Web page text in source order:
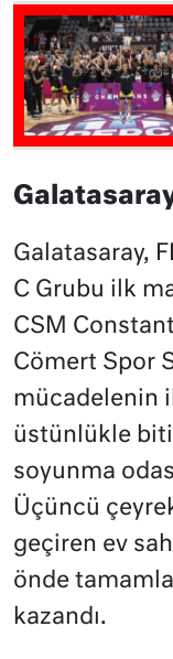
Galatasaray,
C Grubu ilk
CSM
Cömert Spor
mücadelenin
üstünlükle
soyunma
Üçüncü
geçiren ev
önde
kazandı.